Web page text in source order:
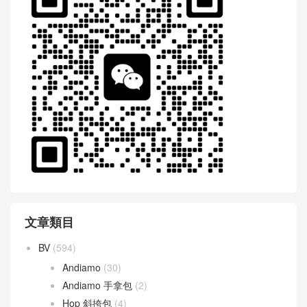
文章類目
BV (594)
Andiamo (30)
Andiamo 手拿包 (2)
Hop 斜挎包 (4)